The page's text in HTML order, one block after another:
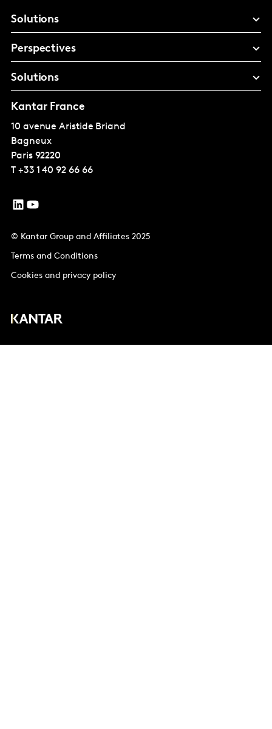
Solutions
Perspectives
Solutions
Kantar France
10 avenue Aristide Briand
Bagneux
Paris 92220
T +33 1 40 92 66 66
© Kantar Group and Affiliates 2025
Terms and Conditions
Cookies and privacy policy